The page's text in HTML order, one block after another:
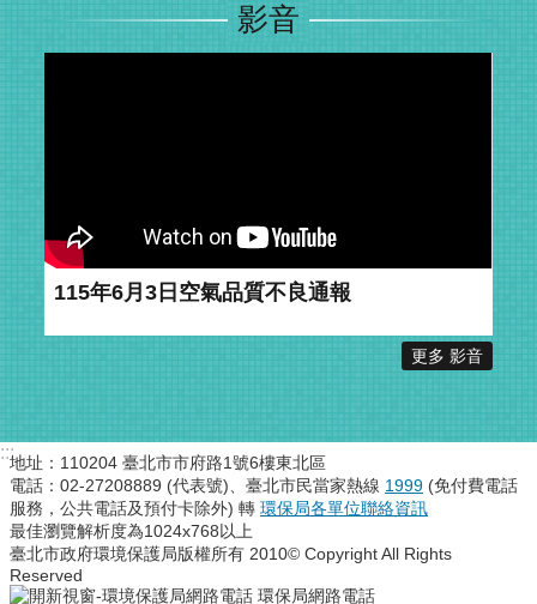
影音
115年6月3日空氣品質不良通報
更多 影音
:::地址：110204 臺北市市府路1號6樓東北區
電話：02-27208889 (代表號)、臺北市民當家熱線 1999 (免付費電話
服務，公共電話及預付卡除外) 轉 環保局各單位聯絡資訊
最佳瀏覽解析度為1024x768以上
臺北市政府環境保護局版權所有 2010© Copyright All Rights
Reserved
環保局網路電話